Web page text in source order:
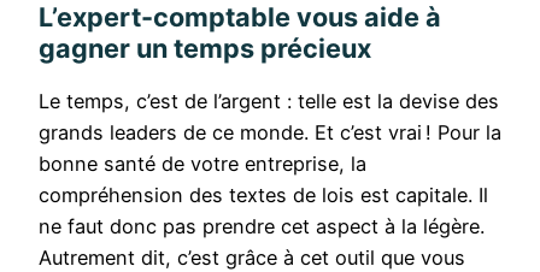
L’expert-comptable vous aide à
gagner un temps précieux
Le temps, c’est de l’argent : telle est la devise des
grands leaders de ce monde. Et c’est vrai ! Pour la
bonne santé de votre entreprise, la
compréhension des textes de lois est capitale. Il
ne faut donc pas prendre cet aspect à la légère.
Autrement dit, c’est grâce à cet outil que vous